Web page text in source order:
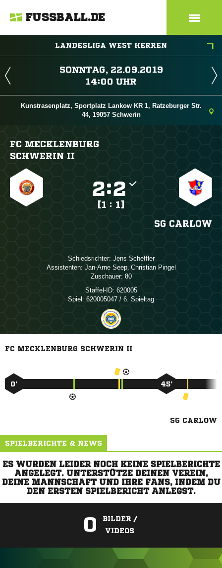
FUSSBALL.DE
LANDESLIGA WEST HERREN
 
 
Kunstrasenplatz, Sportplatz Lankow KR 1, Ratzeburger Str.
44, 19057 Schwerin
FC MECKLENBURG
SCHWERIN II
:
[1 : 1]
SG CARLOW
Schiedsrichter:  
Assistenten:  ,  
Zuschauer: 80
Staffel-ID: 620005
Spiel: 620005047 / 6. Spieltag
FC MECKLENBURG SCHWERIN II
0’ 45’
SG CARLOW
SPIELBERICHTE & NEWS
ES WURDEN LEIDER NOCH KEINE SPIELBERICHTE
ANGELEGT. UNTERSTÜTZE DEINEN VEREIN,
DEINE MANNSCHAFT UND IHRE FANS, INDEM DU
DEN ERSTEN SPIELBERICHT ANLEGST.
0
BILDER /
VIDEOS